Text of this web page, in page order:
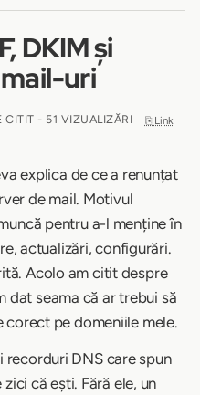
DKIM și
uri
CITIT - 51 VIZUALIZĂRI ⎘ Link
explica de ce a renunțat
de mail. Motivul
pentru a-l menține în
actualizări, configurări.
Acolo am citit despre
dat seama că ar trebui să
pe domeniile mele.
recorduri DNS care spun
că ești. Fără ele, un